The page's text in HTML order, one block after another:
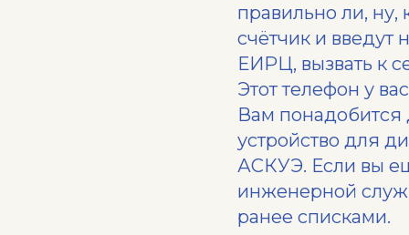
правильно ли,
счётчик и введут
ЕИРЦ, вызвать к
Этот телефон у
Вам понадобится
устройство для
АСКУЭ. Если вы
инженерной
ранее списками.